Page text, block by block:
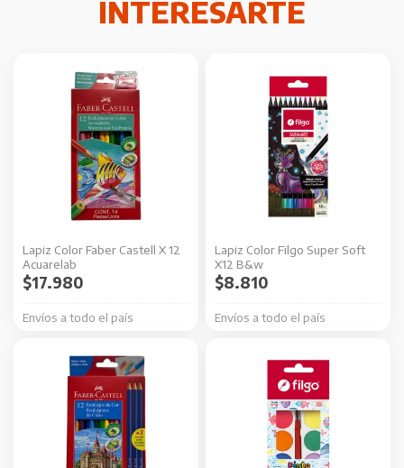
Lapiz Color Faber Castell X 12
Acuarelab
Envíos a todo el país
$17.980
Lapiz Color Filgo Super Soft
X12 B&w
Envíos a todo el país
$8.810